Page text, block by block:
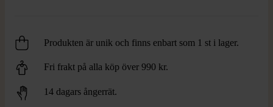
Produkten är unik och finns enbart som 1 st i lager.
Fri frakt på alla köp över 990 kr.
14 dagars ångerrät.